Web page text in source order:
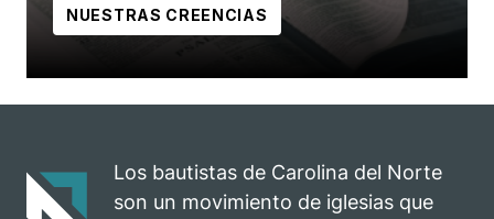
NUESTRAS CREENCIAS
Los bautistas de Carolina del Norte
son un movimiento de iglesias que